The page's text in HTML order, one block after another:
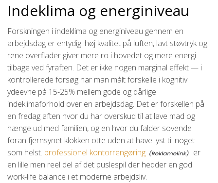
Indeklima og energiniveau
Forskningen i indeklima og energiniveau gennem en
arbejdsdag er entydig: høj kvalitet på luften, lavt støvtryk og
rene overflader giver mere ro i hovedet og mere energi
tilbage ved fyraften. Det er ikke nogen marginal effekt — i
kontrollerede forsøg har man målt forskelle i kognitiv
ydeevne på 15-25% mellem gode og dårlige
indeklimaforhold over en arbejdsdag. Det er forskellen på
en fredag aften hvor du har overskud til at lave mad og
hænge ud med familien, og en hvor du falder sovende
foran fjernsynet klokken otte uden at have lyst til noget
som helst. professionel kontorrengøring
er
en lille men reel del af det puslespil der hedder en god
work-life balance i et moderne arbejdsliv.